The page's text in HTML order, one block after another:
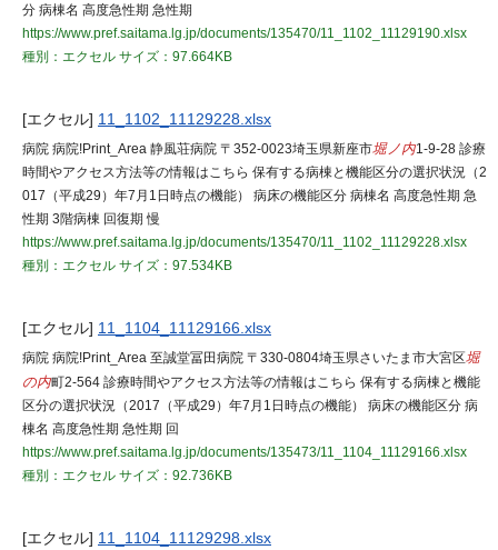
分 病棟名 高度急性期 急性期
https://www.pref.saitama.lg.jp/documents/135470/11_1102_11129190.xlsx
種別：エクセル サイズ：97.664KB
[エクセル] 11_1102_11129228.xlsx
病院 病院!Print_Area 静風荘病院 〒352-0023埼玉県新座市堀ノ内1-9-28 診療
時間やアクセス方法等の情報はこちら 保有する病棟と機能区分の選択状況（2
017（平成29）年7月1日時点の機能） 病床の機能区分 病棟名 高度急性期 急
性期 3階病棟 回復期 慢
https://www.pref.saitama.lg.jp/documents/135470/11_1102_11129228.xlsx
種別：エクセル サイズ：97.534KB
[エクセル] 11_1104_11129166.xlsx
病院 病院!Print_Area 至誠堂冨田病院 〒330-0804埼玉県さいたま市大宮区堀
の内町2-564 診療時間やアクセス方法等の情報はこちら 保有する病棟と機能
区分の選択状況（2017（平成29）年7月1日時点の機能） 病床の機能区分 病
棟名 高度急性期 急性期 回
https://www.pref.saitama.lg.jp/documents/135473/11_1104_11129166.xlsx
種別：エクセル サイズ：92.736KB
[エクセル] 11_1104_11129298.xlsx